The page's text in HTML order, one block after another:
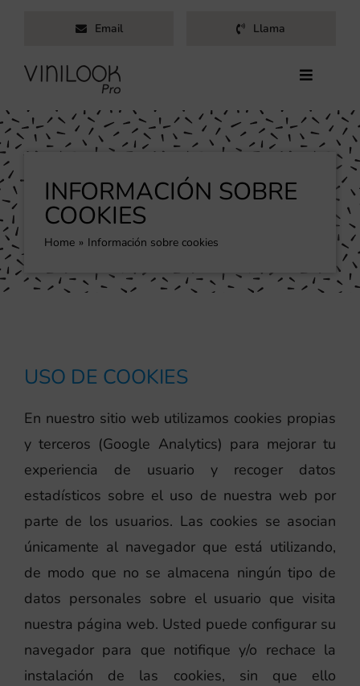
contenido
Email Llama
Toggle
Inicio
Servicios
Productos
Trabajos
Blog
Contacto
INFORMACIÓN SOBRE
COOKIES
Home Información sobre cookies
USO DE COOKIES
En nuestro sitio web utilizamos cookies propias
y terceros (Google Analytics) para mejorar tu
experiencia de usuario y recoger datos
estadísticos sobre el uso de nuestra web por
parte de los usuarios. Las cookies se asocian
únicamente al navegador que está utilizando,
de modo que no se almacena ningún tipo de
datos personales sobre el usuario que visita
nuestra página web. Usted puede configurar su
navegador para que notifique y/o rechace la
instalación de las cookies, sin que ello